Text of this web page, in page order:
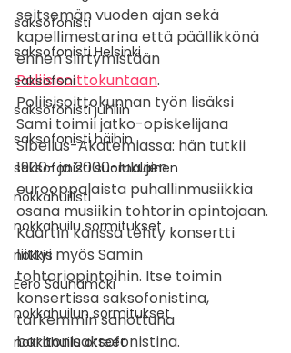
saksofonisti
saksofonisti Helsinki
saksofoni
saksofonisti juhliin
saksofonisti häihin
saksofonisti suomalainen
nokkahuilisti
nokkahuilu sormitukset
nokkis
Eero Saunamäki
nokkahuilun sormitukset
nokkahuilu otteet
seitsemän vuoden ajan sekä
kapellimestarina että päällikkönä
ennen siirtymistään
Poliisisoittokuntaan.
Poliisisoittokunnan työn lisäksi
Sami toimii jatko-opiskelijana
Sibelius-Akatemiassa: hän tutkii
1900- ja 2000-lukujen
eurooppalaista puhallinmusiikkia
osana musiikin tohtorin opintojaan.
Kaartin kanssa tehty konsertti
liittyi myös Samin
tohtoriopintoihin. Itse toimin
konsertissa saksofonistina,
tarkemmin sanottuna
baritonisaksofonistina.